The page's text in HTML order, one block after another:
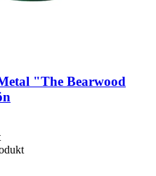
"The Bearwood